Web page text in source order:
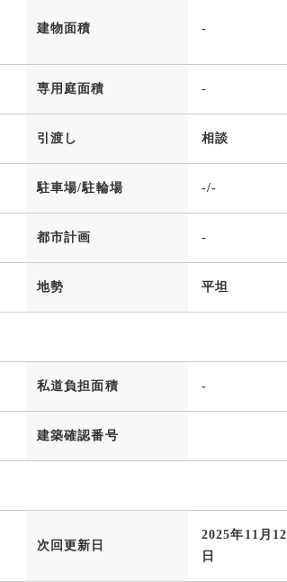
建物面積 -
専用庭面積 -
引渡し 相談
駐車場/駐輪場 -/-
都市計画 -
地勢 平坦
私道負担面積 -
建築確認番号
次回更新日
2025年11月12
日